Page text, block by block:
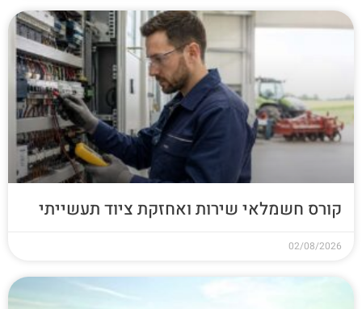
קורס חשמלאי שירות ואחזקת ציוד תעשייתי
02/08/2026